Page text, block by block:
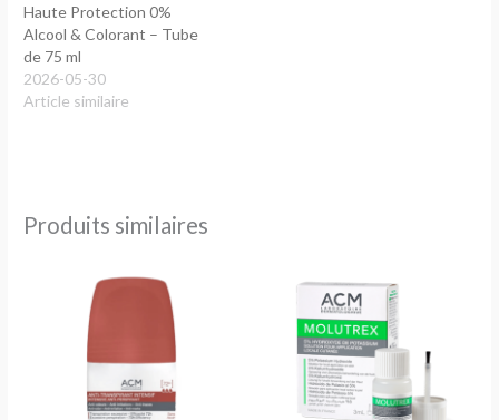
Haute Protection 0%
Alcool & Colorant – Tube
de 75 ml
2026-05-30
Article similaire
Produits similaires